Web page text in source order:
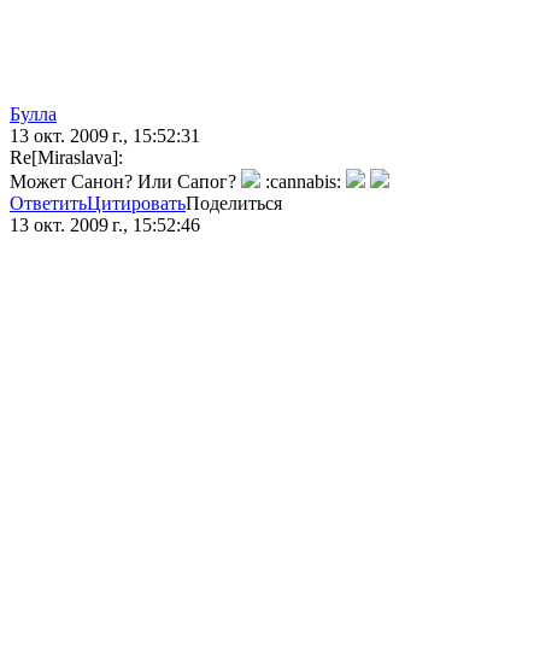
Булла
13 окт. 2009 г., 15:52:31
Re[Miraslava]:
Может Санон? Или Сапог?
:cannabis:
ОтветитьЦитироватьПоделиться
13 окт. 2009 г., 15:52:46